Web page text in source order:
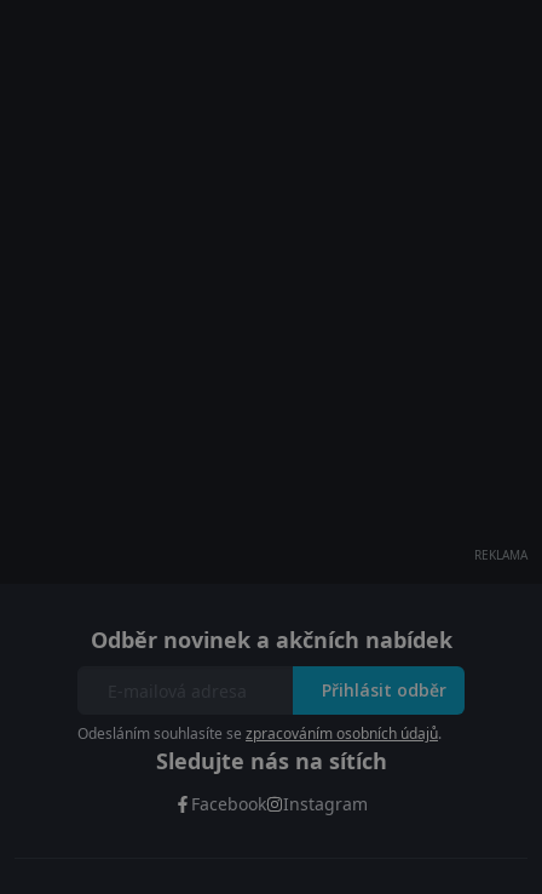
REKLAMA
Odběr novinek a akčních nabídek
Přihlásit odběr
Odesláním souhlasíte se zpracováním osobních údajů.
Sledujte nás na sítích
Facebook Instagram